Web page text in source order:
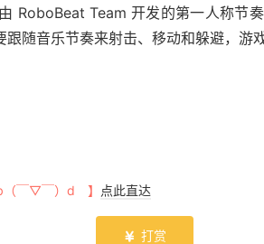
由 RoboBeat Team 开发的第一人称节
随音乐节奏来射击、移动和躲避，游
（￣▽￣）d 】 点此直达
 打赏